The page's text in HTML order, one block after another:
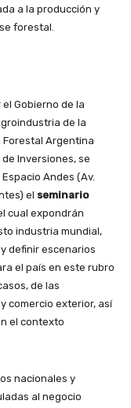
a la producción y
forestal.
el Gobierno de la
de la
Forestal Argentina
Inversiones, se
Andes (Av.
el seminario
cual expondrán
industria mundial,
definir escenarios
el país en este rubro
de las
comercio exterior, así
el contexto
nacionales y
al negocio